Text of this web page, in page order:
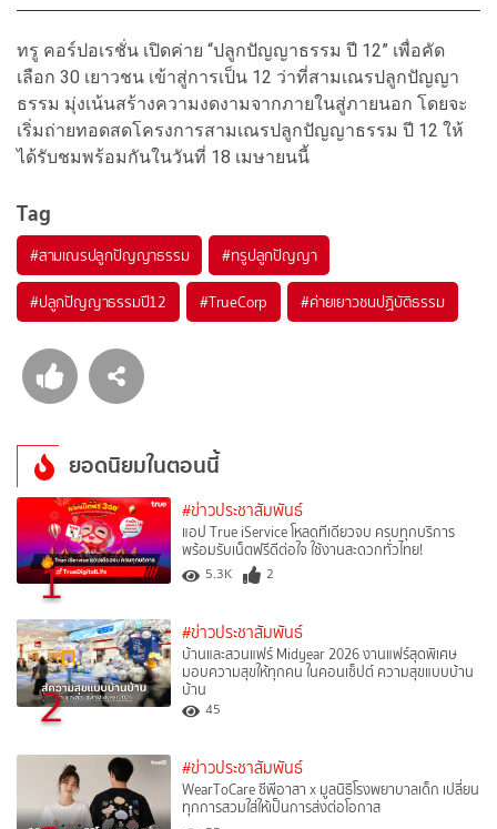
ทรู คอร์ปอเรชั่น เปิดค่าย “ปลูกปัญญาธรรม ปี 12” เพื่อคัด
เลือก 30 เยาวชน เข้าสู่การเป็น 12 ว่าที่สามเณรปลูกปัญญา
ธรรม มุ่งเน้นสร้างความงดงามจากภายในสู่ภายนอก โดยจะ
เริ่มถ่ายทอดสดโครงการสามเณรปลูกปัญญาธรรม ปี 12 ให้
ได้รับชมพร้อมกันในวันที่ 18 เมษายนนี้
Tag
#สามเณรปลูกปัญญาธรรม #ทรูปลูกปัญญา
#ปลูกปัญญาธรรมปี12 #TrueCorp #ค่ายเยาวชนปฏิบัติธรรม
ยอดนิยมในตอนนี้
1
#ข่าวประชาสัมพันธ์
แอป True iService โหลดทีเดียวจบ ครบทุกบริการ
พร้อมรับเน็ตฟรีดีต่อใจ ใช้งานสะดวกทั่วไทย!
5.3K 2
2
#ข่าวประชาสัมพันธ์
บ้านและสวนแฟร์ Midyear 2026 งานแฟร์สุดพิเศษ
มอบความสุขให้ทุกคน ในคอนเซ็ปต์ ความสุขแบบบ้าน
บ้าน
45
#ข่าวประชาสัมพันธ์
WearToCare ซีพีอาสา x มูลนิธิโรงพยาบาลเด็ก เปลี่ยน
ทุกการสวมใส่ให้เป็นการส่งต่อโอกาส